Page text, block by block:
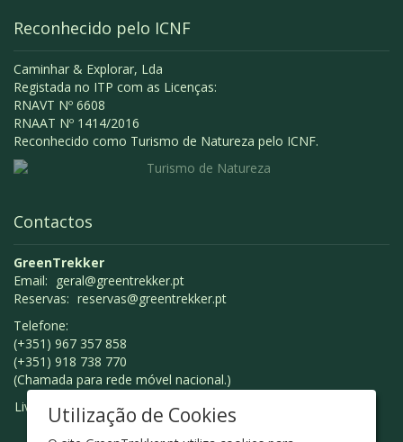
Reconhecido pelo ICNF
Caminhar & Explorar, Lda
Registada no ITP com as Licenças:
RNAVT Nº 6608
RNAAT Nº 1414/2016
Reconhecido como Turismo de Natureza pelo ICNF.
Contactos
GreenTrekker
Email: geral@greentrekker.pt
Reservas: reservas@greentrekker.pt
Telefone:
(+351) 967 357 858
(+351) 918 738 770
(Chamada para rede móvel nacional.)
Livro de Reclamações
Utilização de Cookies